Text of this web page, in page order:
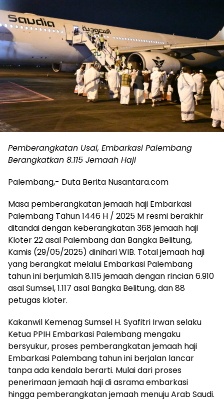
Pemberangkatan Usai, Embarkasi Palembang
Berangkatkan 8.115 Jemaah Haji
Palembang,- Duta Berita Nusantara.com
Masa pemberangkatan jemaah haji Embarkasi
Palembang Tahun 1446 H / 2025 M resmi berakhir
ditandai dengan keberangkatan 368 jemaah haji
Kloter 22 asal Palembang dan Bangka Belitung,
Kamis (29/05/2025) dinihari WIB. Total jemaah haji
yang berangkat melalui Embarkasi Palembang
tahun ini berjumlah 8.115 jemaah dengan rincian 6.910
asal Sumsel, 1.117 asal Bangka Belitung, dan 88
petugas kloter.
Kakanwil Kemenag Sumsel H. Syafitri Irwan selaku
Ketua PPIH Embarkasi Palembang mengaku
bersyukur, proses pemberangkatan jemaah haji
Embarkasi Palembang tahun ini berjalan lancar
tanpa ada kendala berarti. Mulai dari proses
penerimaan jemaah haji di asrama embarkasi
hingga pemberangkatan jemaah menuju Arab Saudi.